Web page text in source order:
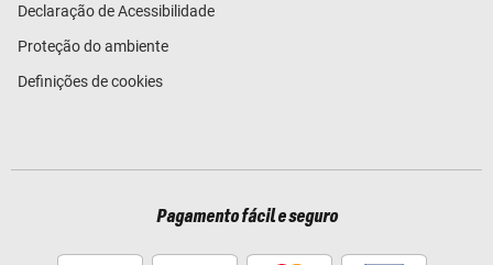
Declaração de Acessibilidade
Proteção do ambiente
Definições de cookies
Pagamento fácil e seguro